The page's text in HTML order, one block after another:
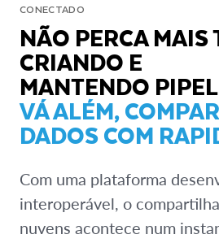
CONECTADO
NÃO PERCA MAIS
CRIANDO E
MANTENDO
VÁ ALÉM,
DADOS COM
Com uma plataforma
interoperável, o
nuvens acontece num